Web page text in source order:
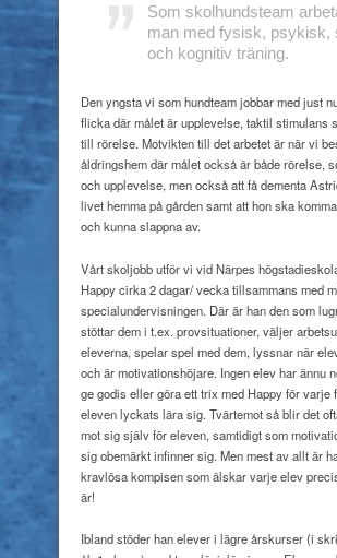
Som skolhundsteam
man med fysisk, psykisk,
och kognitiv träning.
Den yngsta vi som hundteam jobbar med just
flicka där målet är upplevelse, taktil stimulans
till rörelse. Motvikten till det arbetet är när vi
åldringshem där målet också är både rörelse,
och upplevelse, men också att få dementa
livet hemma på gården samt att hon ska
och kunna slappna av.
Vårt skoljobb utför vi vid Närpes
Happy cirka 2 dagar/ vecka tillsammans med
specialundervisningen. Där är han den som
stöttar dem i t.ex. provsituationer, väljer
eleverna, spelar spel med dem, lyssnar när
och är motivationshöjare. Ingen elev har ännu
ge godis eller göra ett trix med Happy för varje
eleven lyckats lära sig. Tvärtemot så blir det
mot sig själv för eleven, samtidigt som
sig obemärkt infinner sig. Men mest av allt är
kravlösa kompisen som älskar varje elev
är!
Ibland stöder han elever i lägre årskurser (i